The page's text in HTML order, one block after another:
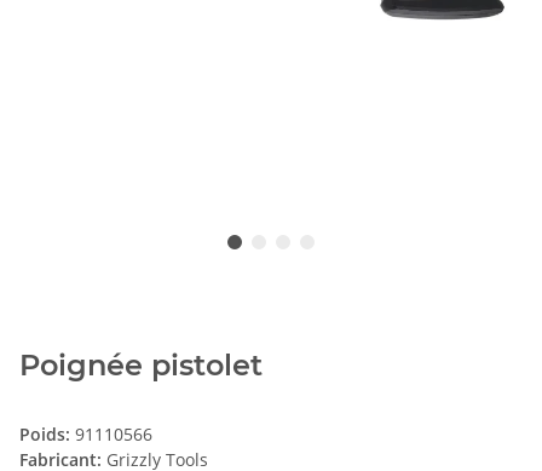
Poignée pistolet
Poids: 91110566
Fabricant: Grizzly Tools